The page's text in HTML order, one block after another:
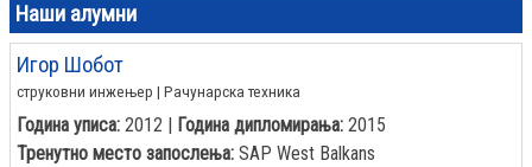
Наши алумни
Игор Шобот
струковни инжењер | Рачунарска техника
Година уписа: 2012 | Година дипломирања: 2015
Тренутно место запослења: SAP West Balkans